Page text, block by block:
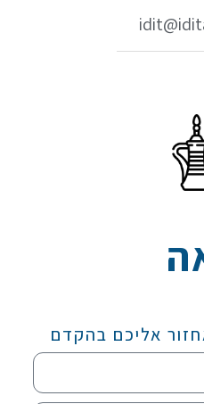
אליכם בהקדם